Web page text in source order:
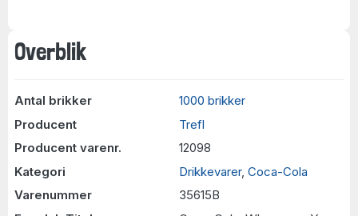
Overblik
Antal brikker
1000 brikker
Producent
Trefl
Producent varenr.
12098
Kategori
Drikkevarer, Coca-Cola
Varenummer
35615B